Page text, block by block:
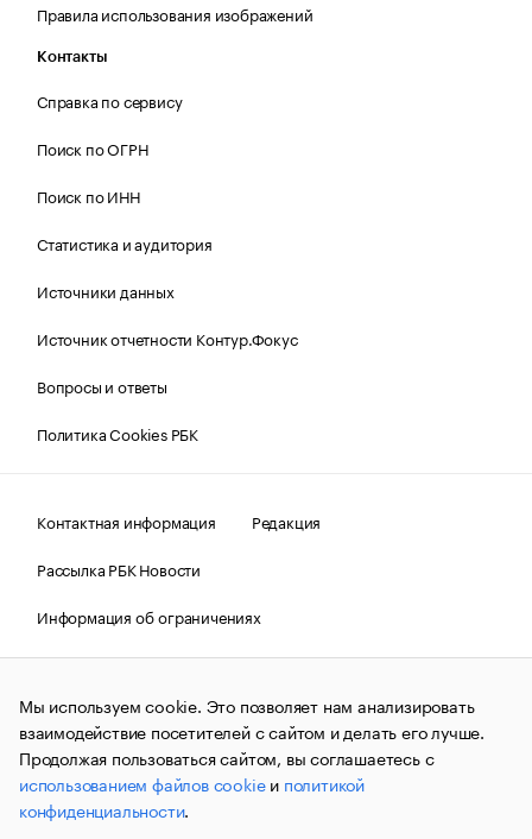
Правила использования изображений
Контакты
Справка по сервису
Поиск по ОГРН
Поиск по ИНН
Статистика и аудитория
Источники данных
Источник отчетности Контур.Фокус
Вопросы и ответы
Политика Cookies РБК
Контактная информация
Редакция
Рассылка РБК Новости
Информация об ограничениях
Правовая информация
О соблюдении авторских прав
© АО «РОСБИЗНЕСКОНСАЛТИНГ»,1995–2026.Сообщения
и материалы информационного агентства «РБК»
(зарегистрировано Федеральной службой по надзору в сфере
связи, информационных технологий и массовых
коммуникаций (Роскомнадзор) 09.12.2015 за номером ИА
№ФС77-63848) сопровождаются пометкой «РБК». Отдельные
публикации могут содержать информацию,
Мы используем cookie. Это позволяет нам анализировать
взаимодействие посетителей с сайтом и делать его лучше.
Продолжая пользоваться сайтом, вы соглашаетесь с
использованием файлов cookieи политикой
конфиденциальности.